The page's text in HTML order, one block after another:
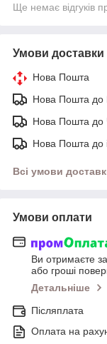
Ще немає відгуків
Умови доставки
Нова Пошта
Нова Пошта до
Нова Пошта до
Нова Пошта до
Всі умови
Умови оплати
Ви отримаєте
або гроші
Детальніше
Післяплата
Оплата на